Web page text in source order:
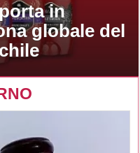
in
globale del